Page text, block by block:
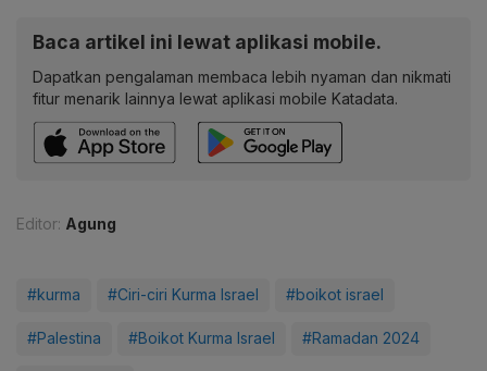
Baca artikel ini lewat aplikasi mobile.
Dapatkan pengalaman membaca lebih nyaman dan nikmati
fitur menarik lainnya lewat aplikasi mobile Katadata.
Editor: Agung
#kurma #Ciri-ciri Kurma Israel #boikot israel
#Palestina #Boikot Kurma Israel #Ramadan 2024